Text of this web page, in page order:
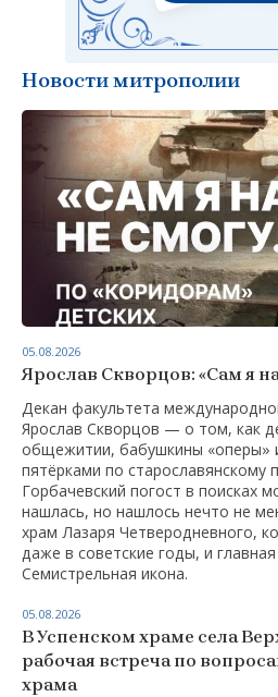
Новости митрополии
Ярослав Скворцов: «Сам я
Декан факультета
Ярослав Скворцов — о том, как
общежитии, бабушкины «оперы»
пятёрками по старославянскому
Горбачевский погост в поисках
нашлась, но нашлось нечто не
храм Лазаря Четверодневного,
даже в советские годы, и
Семистрельная икона.
05.08.2026
В Успенском храме села
рабочая встреча по
храма
05.08.2026